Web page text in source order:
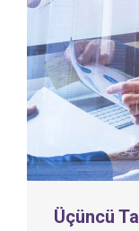
Üçüncü